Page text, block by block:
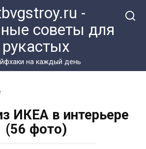
-
советы для
рукастых
на каждый день
ИКЕА в интерьере
(56 фото)